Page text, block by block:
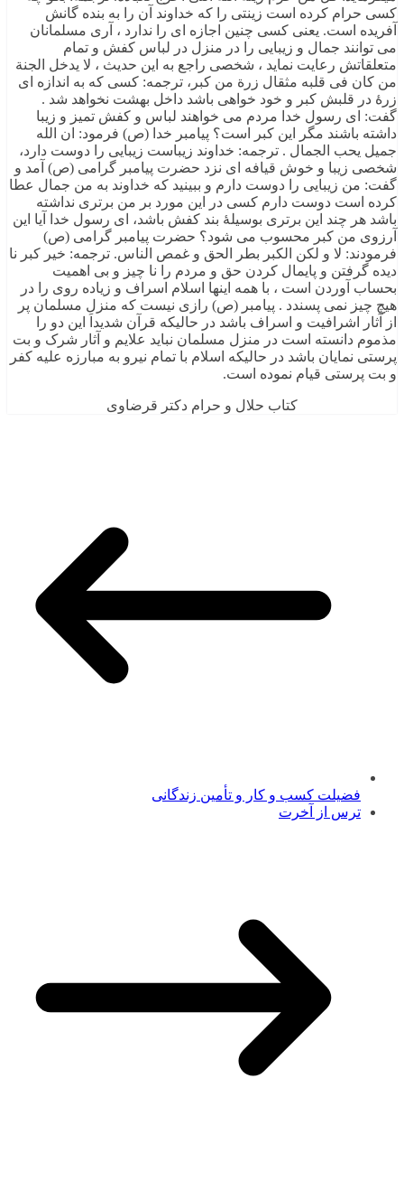
کسی حرام کرده است زینتی را که خداوند آن را به بنده گانش
آفریده است. یعنی کسی چنین اجازه ای را ندارد ، آری مسلمانان
می توانند جمال و زیبایی را در منزل در لباس کفش و تمام
متعلقاتش رعایت نماید ، شخصی راجع به این حدیث ، لا یدخل الجنة
من کان فی قلبه مثقال زرة من کبر، ترجمه: کسی که به اندازه ای
زرۀ در قلبش کبر و خود خواهی باشد داخل بهشت نخواهد شد .
گفت: ای رسول خدا مردم می خواهند لباس و کفش تمیز و زیبا
داشته باشند مگر این کبر است؟ پیامبر خدا (ص) فرمود: ان الله
جمیل یحب الجمال . ترجمه: خداوند زیباست زیبایی را دوست دارد،
شخصی زیبا و خوش قیافه ای نزد حضرت پیامبر گرامی (ص) آمد و
گفت: من زیبایی را دوست دارم و ببینید که خداوند به من جمال عطا
کرده است دوست دارم کسی در این مورد بر من برتری نداشته
باشد هر چند این برتری بوسیلۀ بند کفش باشد، ای رسول خدا آیا این
آرزوی من کبر محسوب می شود؟ حضرت پیامبر گرامی (ص)
فرمودند: لا و لکن الکبر بطر الحق و غمص الناس. ترجمه: خیر کبر نا
دیده گرفتن و پایمال کردن حق و مردم را نا چیز و بی اهمیت
بحساب آوردن است ، با همه اینها اسلام اسراف و زیاده روی را در
هیچ چیز نمی پسندد . پیامبر (ص) رازی نیست که منزل مسلمان پر
از آثار اشرافیت و اسراف باشد در حالیکه قرآن شدیداَ این دو را
مذموم دانسته است در منزل مسلمان نباید علایم و آثار شرک و بت
پرستی نمایان باشد در حالیکه اسلام با تمام نیرو به مبارزه علیه کفر
و بت پرستی قیام نموده است.
کتاب حلال و حرام دکتر قرضاوی
فضیلت کسب و کار و تأمین زندگانی
ترس از آخرت